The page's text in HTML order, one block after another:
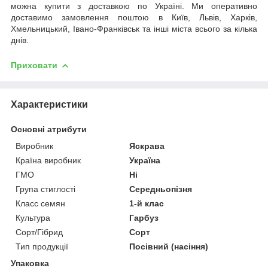
можна купити з доставкою по Україні. Ми оперативно
доставимо замовлення поштою в Київ, Львів, Харків,
Хмельницький, Івано-Франківськ та інші міста всього за кілька
днів.
Приховати
Характеристики
Основні атрибути
Виробник
Яскрава
Країна виробник
Україна
ГМО
Ні
Група стиглості
Середньопізня
Класс семян
1-й клас
Культура
Гарбуз
Сорт/Гібрид
Сорт
Тип продукції
Посівний (насіння)
Упаковка